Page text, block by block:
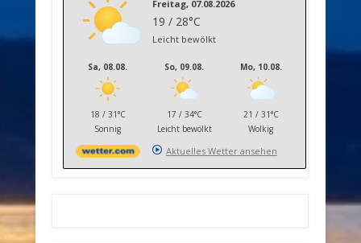
Freitag, 07.08.2026
19 / 28°C
Leicht bewölkt
Sa, 08.08.
18 / 31°C
Sonnig
So, 09.08.
17 / 34°C
Leicht bewölkt
Mo, 10.08.
21 / 31°C
Wolkig
Aktuelles Wetter ansehen